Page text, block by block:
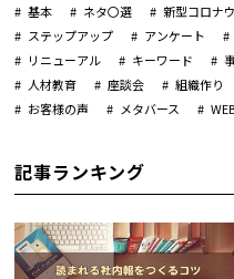
基本
ネタ〇選 新型コロナ
ステップアップ
アンケート
リニューアル
キーワード
人材教育
座談会 組織作り
お客様の声
メタバース
記事ランキング